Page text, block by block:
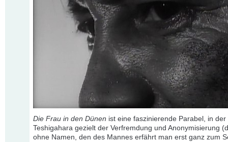
Die Frau in den Dünen ist eine faszinierende Parabel, in der
Teshigahara gezielt der Verfremdung und Anonymisierung
ohne Namen, den des Mannes erfährt man erst ganz zum